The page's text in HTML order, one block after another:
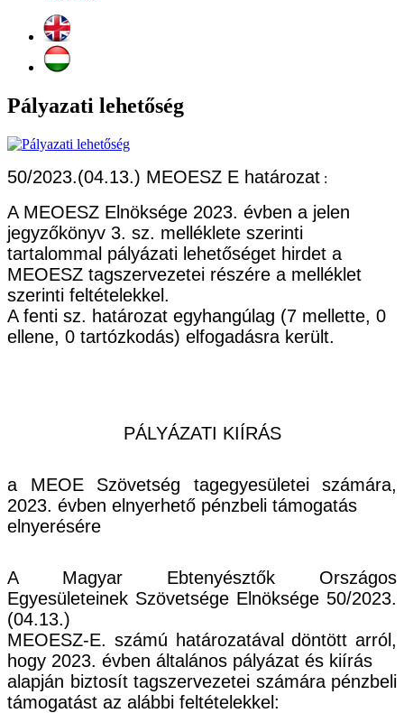
Pályazati lehetőség
50/2023.(04.13.) MEOESZ E határozat :
A MEOESZ Elnöksége 2023. évben a jelen
jegyzőkönyv 3. sz. melléklete szerinti
tartalommal pályázati lehetőséget hirdet a
MEOESZ tagszervezetei részére a melléklet
szerinti feltételekkel.
A fenti sz. határozat egyhangúlag (7 mellette, 0
ellene, 0 tartózkodás) elfogadásra került.
PÁLYÁZATI KIÍRÁS
a MEOE Szövetség tagegyesületei számára,
2023. évben elnyerhető pénzbeli támogatás
elnyerésére
A Magyar Ebtenyésztők Országos
Egyesületeinek Szövetsége Elnöksége 50/2023.
(04.13.)
MEOESZ-E. számú határozatával döntött arról,
hogy 2023. évben általános pályázat és kiírás
alapján biztosít tagszervezetei számára pénzbeli
támogatást az alábbi feltételekkel: